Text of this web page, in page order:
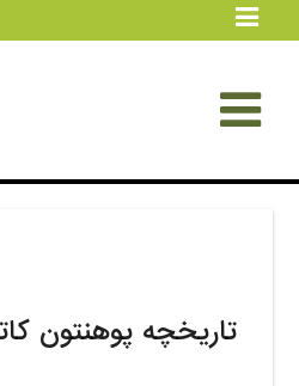
تاریخچه پوهنتون